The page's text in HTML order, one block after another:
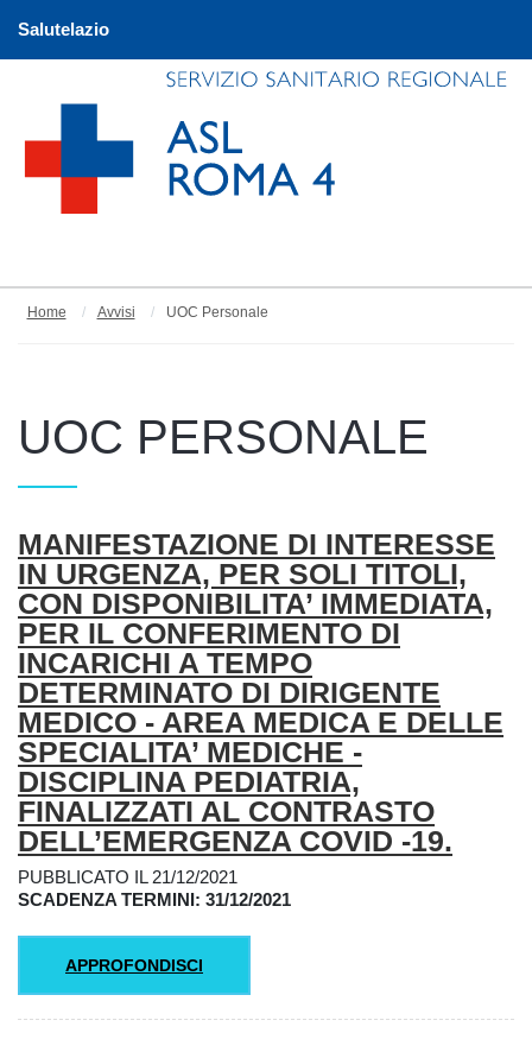
Salutelazio
Home Avvisi UOC Personale
UOC PERSONALE
Titolo
MANIFESTAZIONE DI INTERESSE
IN URGENZA, PER SOLI TITOLI,
CON DISPONIBILITA’ IMMEDIATA,
PER IL CONFERIMENTO DI
INCARICHI A TEMPO
DETERMINATO DI DIRIGENTE
MEDICO - AREA MEDICA E DELLE
SPECIALITA’ MEDICHE -
DISCIPLINA PEDIATRIA,
FINALIZZATI AL CONTRASTO
DELL’EMERGENZA COVID -19.
PUBBLICATO IL 21/12/2021
SCADENZA TERMINI: 31/12/2021
APPROFONDISCI